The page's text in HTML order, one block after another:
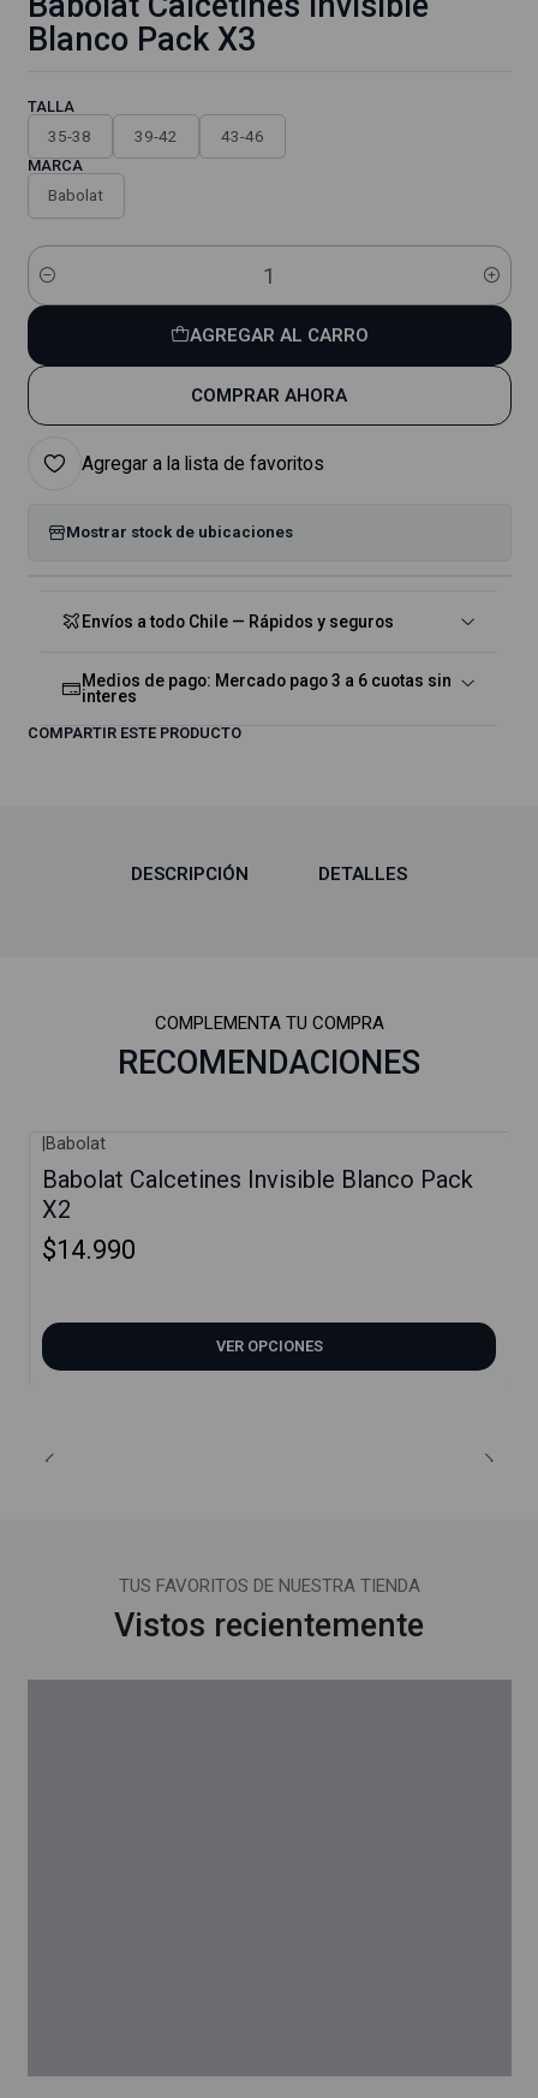
Blanco Pack X3
TALLA
35-38 39-42 43-46
MARCA
Babolat
Cantidad
AGREGAR AL CARRO
COMPRAR AHORA
Agregar a la lista de favoritos
Mostrar stock de ubicaciones
Envíos a todo Chile — Rápidos y seguros
Medios de pago: Mercado pago 3 a 6 cuotas sin
interes
COMPARTIR ESTE PRODUCTO
DESCRIPCIÓN DETALLES
COMPLEMENTA TU COMPRA
RECOMENDACIONES
Babolat
Babolat Calcetines Invisible Blanco Pack
X2
$14.990
VER OPCIONES
TUS FAVORITOS DE NUESTRA TIENDA
Vistos recientemente